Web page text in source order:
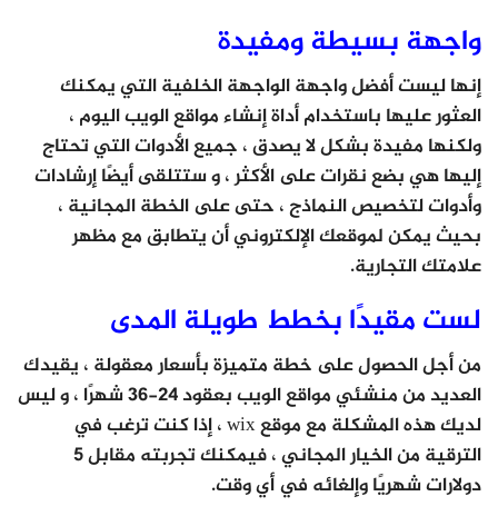
واجهة بسيطة ومفيدة
إنها ليست أفضل واجهة الواجهة الخلفية التي يمكنك
العثور عليها باستخدام أداة إنشاء مواقع الويب اليوم ،
ولكنها مفيدة بشكل لا يصدق ، جميع الأدوات التي تحتاج
إليها هي بضع نقرات على الأكثر ، و ستتلقى أيضًا إرشادات
وأدوات لتخصيص النماذج ، حتى على الخطة المجانية ،
بحيث يمكن لموقعك الإلكتروني أن يتطابق مع مظهر
علامتك التجارية.
لست مقيدًا بخطط طويلة المدى
من أجل الحصول على خطة متميزة بأسعار معقولة ، يقيدك
العديد من منشئي مواقع الويب بعقود 24-36 شهرًا ، و ليس
لديك هذه المشكلة مع موقع wix ، إذا كنت ترغب في
الترقية من الخيار المجاني ، فيمكنك تجربته مقابل 5
دولارات شهريًا وإلغائه في أي وقت.